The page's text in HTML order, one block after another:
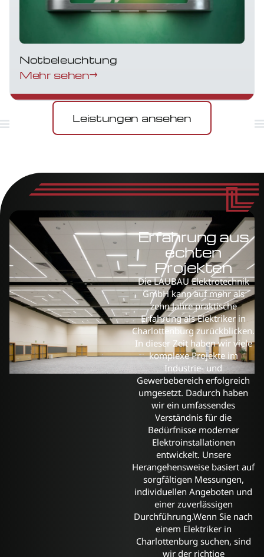
Notbeleuchtung
Mehr sehen
Leistungen ansehen
Erfahrung aus
echten
Projekten
Die LAUBAU Elektrotechnik
GmbH kann auf mehr als
zehn Jahre praktische
Erfahrung als Elektriker in
Charlottenburg zurückblicken.
In dieser Zeit haben wir viele
komplexe Projekte im
Industrie- und
Gewerbebereich erfolgreich
umgesetzt. Dadurch haben
wir ein umfassendes
Verständnis für die
Bedürfnisse moderner
Elektroinstallationen
entwickelt. Unsere
Herangehensweise basiert auf
sorgfältigen Messungen,
individuellen Angeboten und
einer zuverlässigen
Durchführung.Wenn Sie nach
einem Elektriker in
Charlottenburg suchen, sind
wir der richtige